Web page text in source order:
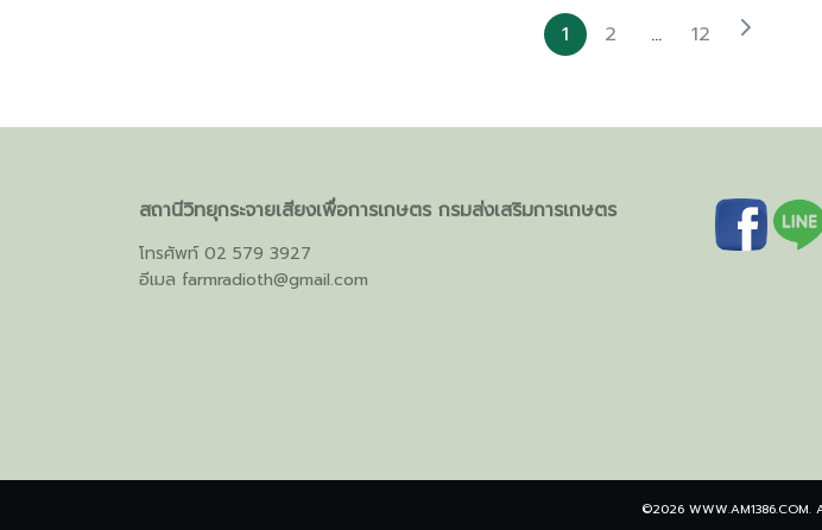
1 2 … 12
สถานีวิทยุกระจายเสียงเพื่อการเกษตร กรมส่งเสริมการเกษตร
โทรศัพท์ 02 579 3927
อีเมล farmradioth@gmail.com
©2026 WWW.AM1386.COM.